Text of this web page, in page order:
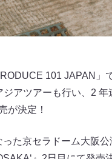
101 JAPAN」
アツアーも行い、2
が決定！
た京セラドーム大阪